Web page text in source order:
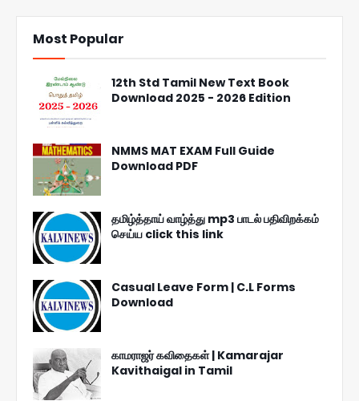
Most Popular
12th Std Tamil New Text Book
Download 2025 - 2026 Edition
NMMS MAT EXAM Full Guide
Download PDF
தமிழ்த்தாய் வாழ்த்து mp3 பாடல் பதிவிறக்கம்
செய்ய click this link
Casual Leave Form | C.L Forms
Download
காமராஜர் கவிதைகள் | Kamarajar
Kavithaigal in Tamil